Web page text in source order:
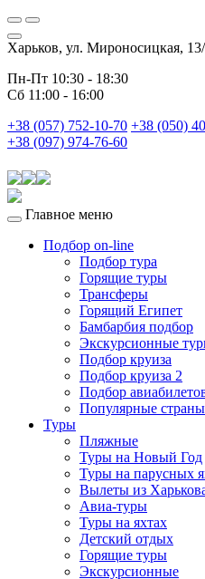
Харьков, ул. Мироносицкая,
Пн-Пт 10:30 - 18:30
Сб 11:00 - 16:00
+38 (057) 752-10-70 +38 (050)
+38 (097) 974-76-60
Главное меню
Подбор on-line
Подбор тура
Горящие туры
Трансферы
Горящий Египет
Бамбарбия подбор
Экскурсионные
Подбор круиза
Подбор круиза 2
Подбор
Популярные страны
Туры
Пляжные
Туры на Новый Год
Туры на парусных
Вылеты из
Авиа-туры
Туры на яхтах
Детский отдых
Горящие туры
Экскурсионные